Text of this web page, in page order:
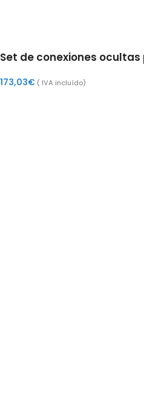
Set de conexiones ocultas
173,03€ ( IVA incluído)